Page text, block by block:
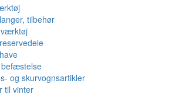
tilbehør
befæstelse
og skurvognsartikler
til vinter